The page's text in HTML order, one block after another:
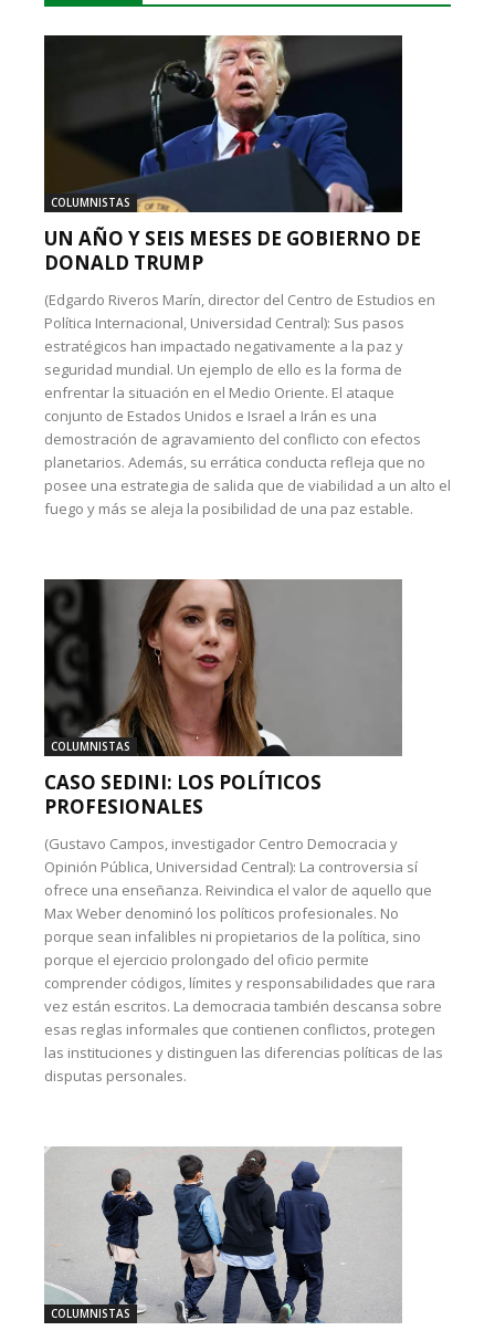
COLUMNISTAS
UN AÑO Y SEIS MESES DE GOBIERNO DE
DONALD TRUMP
(Edgardo Riveros Marín, director del Centro de Estudios en
Política Internacional, Universidad Central): Sus pasos
estratégicos han impactado negativamente a la paz y
seguridad mundial. Un ejemplo de ello es la forma de
enfrentar la situación en el Medio Oriente. El ataque
conjunto de Estados Unidos e Israel a Irán es una
demostración de agravamiento del conflicto con efectos
planetarios. Además, su errática conducta refleja que no
posee una estrategia de salida que de viabilidad a un alto el
fuego y más se aleja la posibilidad de una paz estable.
COLUMNISTAS
CASO SEDINI: LOS POLÍTICOS
PROFESIONALES
(Gustavo Campos, investigador Centro Democracia y
Opinión Pública, Universidad Central): La controversia sí
ofrece una enseñanza. Reivindica el valor de aquello que
Max Weber denominó los políticos profesionales. No
porque sean infalibles ni propietarios de la política, sino
porque el ejercicio prolongado del oficio permite
comprender códigos, límites y responsabilidades que rara
vez están escritos. La democracia también descansa sobre
esas reglas informales que contienen conflictos, protegen
las instituciones y distinguen las diferencias políticas de las
disputas personales.
COLUMNISTAS